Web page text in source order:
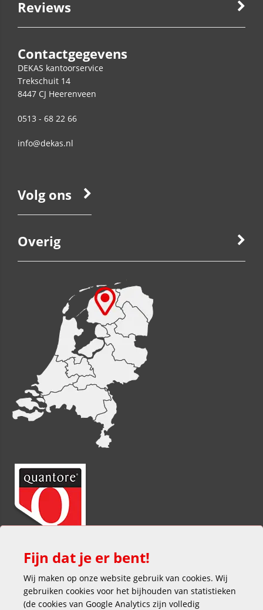
Reviews
Contactgegevens
DEKAS kantoorservice
Trekschuit 14
8447 CJ Heerenveen
0513 - 68 22 66
info@dekas.nl
Volg ons
Overig
Fijn dat je er bent!
Wij maken op onze website gebruik van cookies. Wij
gebruiken cookies voor het bijhouden van statistieken
(de cookies van Google Analytics zijn volledig